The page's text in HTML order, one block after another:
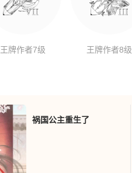
王牌作者7级 王牌作者8级
祸国公主重生了